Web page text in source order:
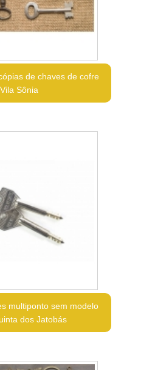
de chaves de cofre
Vila Sônia
multiponto sem modelo
dos Jatobás